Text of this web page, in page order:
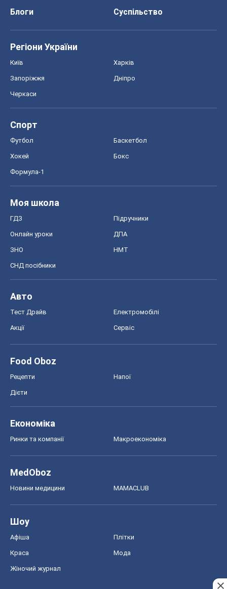
Блоги
Суспільство
Регіони України
Київ Харків
Запоріжжя Дніпро
Черкаси
Спорт
Футбол Баскетбол
Хокей Бокс
Формула-1
Моя школа
ГДЗ Підручники
Онлайн уроки ДПА
ЗНО НМТ
СНД посібники
Авто
Тест Драйв Електромобілі
Акції Сервіс
Food Oboz
Рецепти Напої
Дієти
Економіка
Ринки та компанії Макроекономіка
MedOboz
Новини медицини MAMACLUB
Шоу
Афіша Плітки
Краса Мода
Жіночий журнал